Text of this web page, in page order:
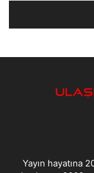
Yayın hayatına